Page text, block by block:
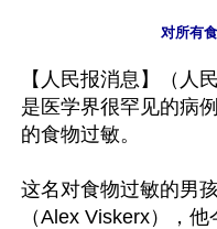
【人民报消息】（人
是医学界很罕见的病
的食物过敏。
这名对食物过敏的男
（Alex Viskerx），